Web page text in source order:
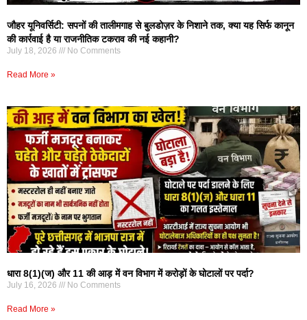
जौहर यूनिवर्सिटी: सपनों की तालीमगाह से बुलडोज़र के निशाने तक, क्या यह सिर्फ कानून
की कार्रवाई है या राजनीतिक टकराव की नई कहानी?
July 18, 2026 No Comments
Read More »
धारा 8(1)(ज) और 11 की आड़ में वन विभाग में करोड़ों के घोटालों पर पर्दा?
July 16, 2026 No Comments
Read More »